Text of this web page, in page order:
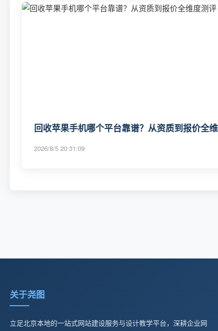
回收苹果手机哪个平台靠谱？从资质到报价全
2026/8/5 20:31:09
关于尧图
立足北京本地的一站式网站建设服务与设计教学平台，深耕企业网